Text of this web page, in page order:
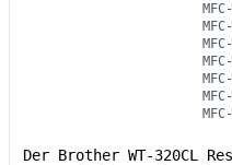
Der Brother WT-320CL